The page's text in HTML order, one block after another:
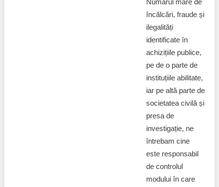
Numărul mare de
încălcări, fraude și
ilegalități
identificate în
achizițiile publice,
pe de o parte de
instituțiile abilitate,
iar pe altă parte de
societatea civilă și
presa de
investigație, ne
întrebam cine
este responsabil
de controlul
modului în care